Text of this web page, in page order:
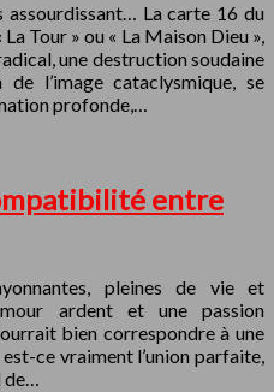
assourdissant… La carte 16 du
Tour » ou « La Maison Dieu »,
une destruction soudaine
l’image cataclysmique, se
profonde,…
entre
pleines de vie et
ardent et une passion
bien correspondre à une
ce vraiment l’union parfaite,
de…